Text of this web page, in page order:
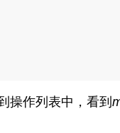
操作列表中，看到